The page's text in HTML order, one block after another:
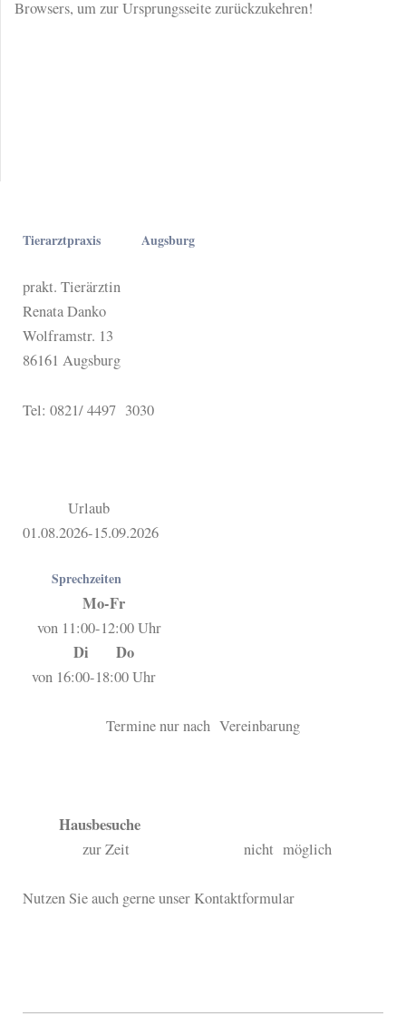
Browsers, um zur Ursprungsseite zurückzukehren!
Tierarztpraxis Augsburg
prakt. Tierärztin
Renata Danko
Wolframstr. 13
86161 Augsburg
Tel: 0821/ 4497 3030
Urlaub
01.08.2026-15.09.2026
Sprechzeiten
Mo-Fr
von 11:00-12:00 Uhr
Di Do
von 16:00-18:00 Uhr
Termine nur nach Vereinbarung
Hausbesuche
zur Zeit nicht möglich
Nutzen Sie auch gerne unser Kontaktformular